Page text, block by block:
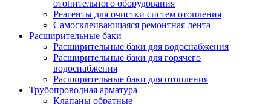
отопительного оборудования
Реагенты для очистки систем отопления
Самосклеивающаяся ремонтная лента
Расширительные баки
Расширительные баки для водоснабжения
Расширительные баки для горячего
водоснабжения
Расширительные баки для отопления
Трубопроводная арматура
Клапаны обратные